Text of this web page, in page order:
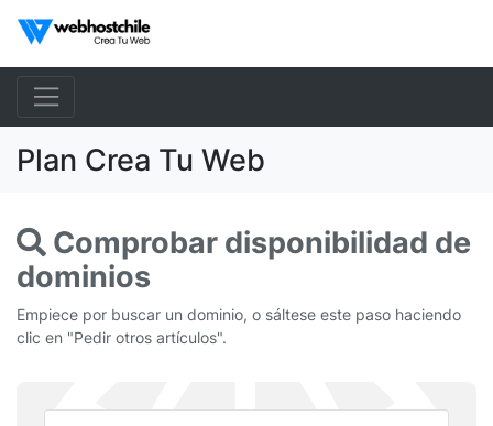
Plan Crea Tu Web
Comprobar disponibilidad de
dominios
Empiece por buscar un dominio, o sáltese este paso haciendo
clic en "Pedir otros artículos".